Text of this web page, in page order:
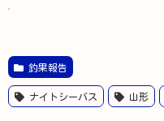
釣果報告
ナイトシーバス 山形